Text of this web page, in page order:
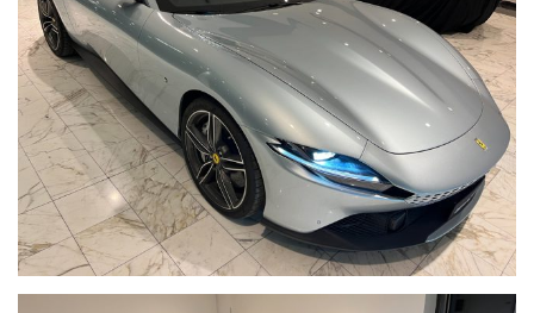
- PPF ANTERIORE ORIGINALE,
- SEDILI SPORTIVI ELETTRICI CON MEMORIE,
- SPECCHIETTI ELETTRICI RICHIUDIBILI,
- CLIMATIZZATORE AUTOMATICO BI ZONA,
- VOLANTE IN PELLE MULTIFUNZIONE CON PADDLE,
- AUTORADIO DAB + USB + BT AUDIO,
- NAVIGATORE SATELLITARE CARTOGRAFICO,
- MANETTINO,
- SOSPENSIONI MAGNETIC RIDE,
- IMPIANTO AUDIO JBL,
- SENSORI DI PARCHEGGIO ANTERIORI E POSTERIORI,
- TELECAMERA 360 GRADI,
- FARI FULL LED MATRIX,